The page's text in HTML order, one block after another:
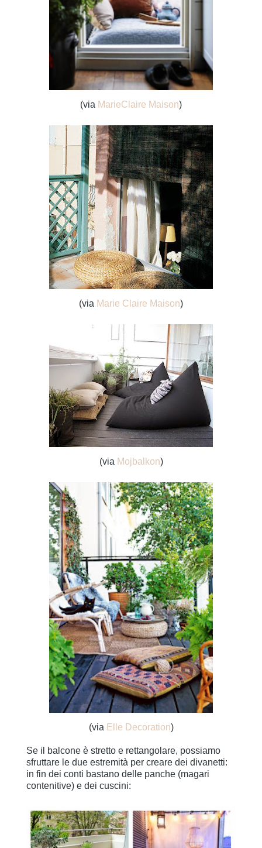
(via MarieClaire Maison)
(via Marie Claire Maison)
(via Mojbalkon)
(via Elle Decoration)
Se il balcone è stretto e rettangolare, possiamo
sfruttare le due estremità per creare dei divanetti:
in fin dei conti bastano delle panche (magari
contenitive) e dei cuscini: